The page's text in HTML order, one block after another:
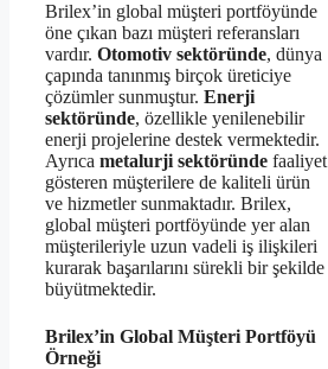
Brilex’in global müşteri portföyünde
öne çıkan bazı müşteri referansları
vardır. Otomotiv sektöründe, dünya
çapında tanınmış birçok üreticiye
çözümler sunmuştur. Enerji
sektöründe, özellikle yenilenebilir
enerji projelerine destek vermektedir.
Ayrıca metalurji sektöründe faaliyet
gösteren müşterilere de kaliteli ürün
ve hizmetler sunmaktadır. Brilex,
global müşteri portföyünde yer alan
müşterileriyle uzun vadeli iş ilişkileri
kurarak başarılarını sürekli bir şekilde
büyütmektedir.
Brilex’in Global Müşteri Portföyü
Örneği